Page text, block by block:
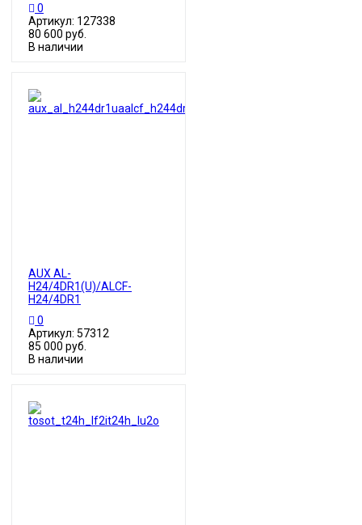
0
Артикул: 127338
80 600 руб.
В наличии
AUX AL-
H24/4DR1(U)/ALCF-
H24/4DR1
0
Артикул: 57312
85 000 руб.
В наличии